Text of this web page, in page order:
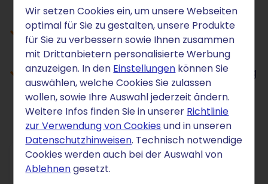
Wir setzen Cookies ein, um unsere Webseiten
optimal für Sie zu gestalten, unsere Produkte
für Sie zu verbessern sowie Ihnen zusammen
mit Drittanbietern personalisierte Werbung
anzuzeigen. In den Einstellungen können Sie
auswählen, welche Cookies Sie zulassen
wollen, sowie Ihre Auswahl jederzeit ändern.
Weitere Infos finden Sie in unserer Richtlinie
zur Verwendung von Cookies und in unseren
Datenschutzhinweisen. Technisch notwendige
Cookies werden auch bei der Auswahl von
Ablehnengesetzt.
Baubranche
Ideal für Baufirmen, Planende und
Zuliefernde
Inklusive SSL und einfacher Verwaltung
DOMAIN